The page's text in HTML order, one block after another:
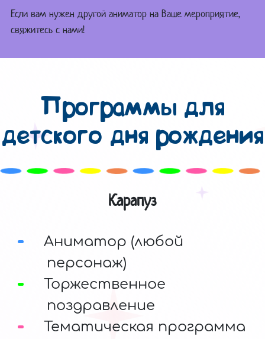
Если вам нужен другой аниматор на Ваше мероприятие,
свяжитесь с нами!
Программы для
детского дня рождения
Карапуз
Аниматор (любой
персонаж)
Торжественное
поздравление
Тематическая программа